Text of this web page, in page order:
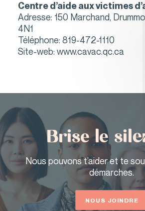
DEMANDE DE SERVICE /
QUITTER LE
Centre d’aide aux victimes
Adresse: 150 Marchand,
4N1
Téléphone: 819-472-1110
Site-web: www.cavac.qc.ca
Brise le
Nous pouvons t’aider et te
démarches.
NOUS JOINDRE